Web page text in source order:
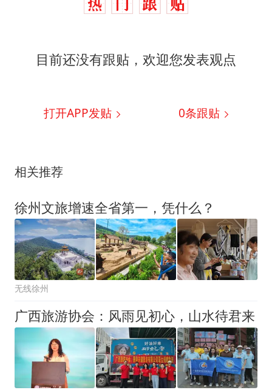
目前还没有跟贴，欢迎您发表观点
打开APP发贴 0条跟贴
相关推荐
徐州文旅增速全省第一，凭什么？
无线徐州
广西旅游协会：风雨见初心，山水待君来